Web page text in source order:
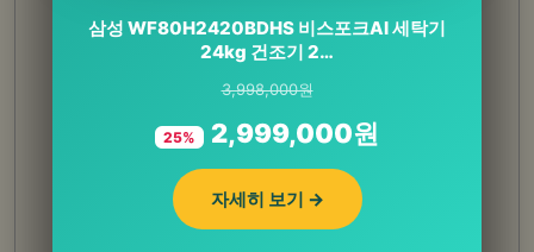
철갑상어 콘드로이친 보스웰리아 1400파워 상어
연골 CS6형 저분자콜…
267,000원
39% 162,000원
자세히 보기 →
삼성 WF80H2420BDHS 비스포크AI 세탁기
24kg 건조기 2…
3,998,000원
25% 2,999,000원
자세히 보기 →